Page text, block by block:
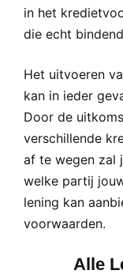
in het
die echt
Het uitvoeren
kan in ieder
Door de
verschillende
af te wegen zal
welke partij
lening kan
voorwaarden.
Alle